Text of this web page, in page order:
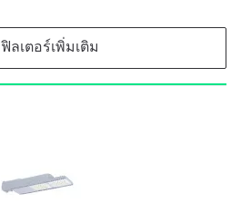
ฟิลเตอร์เพิ่มเติม